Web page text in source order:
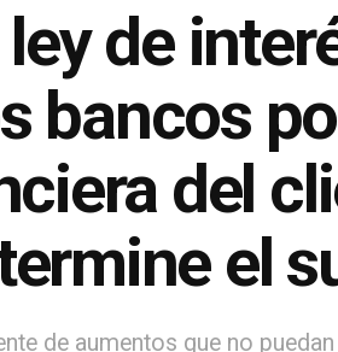
de
bancos
del
el
de aumentos que no